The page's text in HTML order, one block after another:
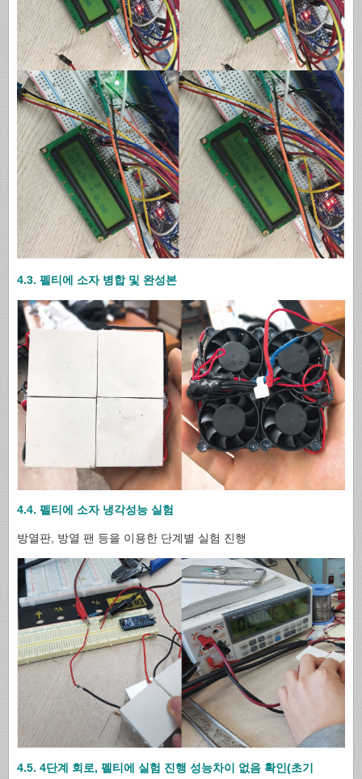
4.3. 펠티에 소자 병합 및 완성본
4.4. 펠티에 소자 냉각성능 실험
방열판, 방열 팬 등을 이용한 단계별 실험 진행
4.5. 4단계 회로, 펠티에 실험 진행 성능차이 없음 확인(초기